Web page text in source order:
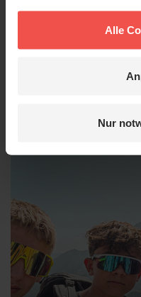
Alle
Nur
Wochenende für
und Paare im
Veranstaltet von: